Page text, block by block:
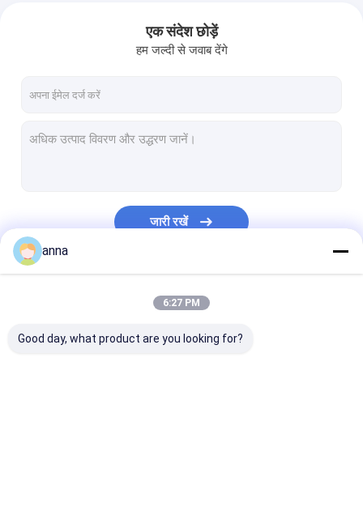
टीएफटी एलसीडी मॉड्यूल
आईपीएस टीएफटी एलसीडी डिस्प्ले
कस्टम टीएफटी प्रदर्शित करता है
टीएफटी कैपेसिटिव टच स्क्रीन
टीएफटी प्रतिरोधी टच स्क्रीन
एक संदेश छोड़ें
हम जल्दी से जवाब देंगे
जारी रखें
anna
6:27 PM
Good day, what product are you looking for?